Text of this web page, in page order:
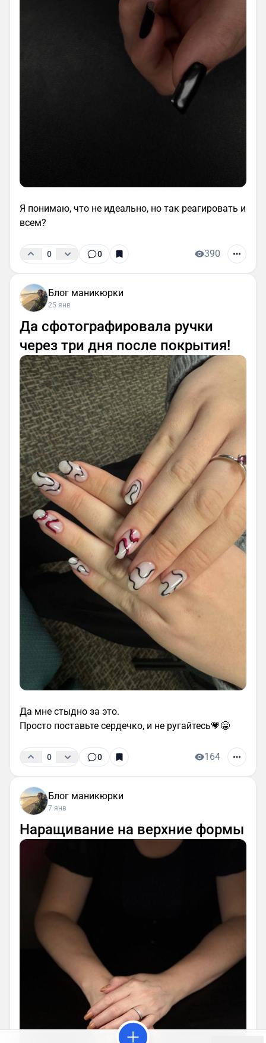
Я понимаю, что не идеально, но так реагировать и
всем?
0 0 390
Блог маникюрки
25 янв
Да сфотографировала ручки
через три дня после покрытия!
Да мне стыдно за это.
Просто поставьте сердечко, и не ругайтесь💗😁
0 0 164
Блог маникюрки
7 янв
Наращивание на верхние формы